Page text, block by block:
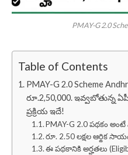
PMAY-G 2.0
Table of Contents
PMAY-G 2.0 Scheme
రూ.2,50,000. ఇవ్వబోతున్న
ప్రక్రియ ఇదే!
PMAY-G 2.0 పథకం
రూ. 2.50 లక్షల ఆర్థిక
ఈ పథకానికి అర్హతలు